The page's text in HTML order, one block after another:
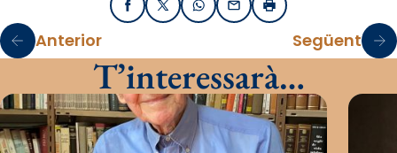
FacebookX / TwitterWhatsApp
EmailImprimir
Anterior Següent
T’interessarà…